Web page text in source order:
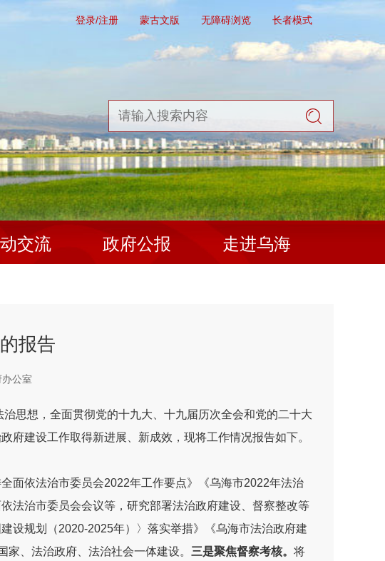
登录/注册 蒙古文版 无障碍浏览 长者模式
交流 政府公报 走进乌海
报告
公室
思想， 全面贯彻党的十九大、十九届历次全会和党的二十大
府建设工作取得新进展、新成效 ，现将工作情况报告如下。
面依法治市委员会2022年工作要点》《乌海市2022年法治
法治市委员会会议等，研究部署法治政府建设、督察整改等
设规划（2020-2025年）〉落实举措》《乌海市法治政府建
家、法治政府、法治社会一体建设。 三是聚焦督察考核。 将